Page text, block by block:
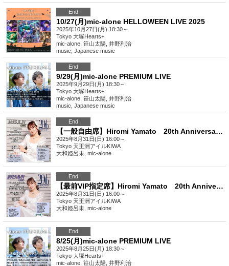
End
10/27(月)mic-alone HELLOWEEN LIVE 2025
2025年10月27日(月) 18:30～
Tokyo 大塚Hearts+
mic-alone, 笹山太陽, 井野利治
music Japanese music
End
9/29(月)mic-alone PREMIUM LIVE
2025年9月29日(月) 18:30～
Tokyo 大塚Hearts+
mic-alone, 笹山太陽, 井野利治
music Japanese music
End
【一般自由席】Hiromi Yamato 20th Anniversary &Birthday LIVE
2025年8月31日(日) 16:00～
Tokyo 天王洲アイルKIWA
大和姫呂未, mic-alone
End
【最前VIP指定席】Hiromi Yamato 20th Anniversary &Birthday LIVE
2025年8月31日(日) 16:00～
Tokyo 天王洲アイルKIWA
大和姫呂未, mic-alone
End
8/25(月)mic-alone PREMIUM LIVE
2025年8月25日(月) 18:30～
Tokyo 大塚Hearts+
mic-alone, 笹山太陽, 井野利治